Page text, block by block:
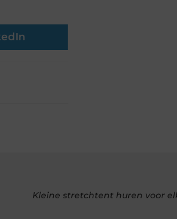
Kleine stretchtent huren voor